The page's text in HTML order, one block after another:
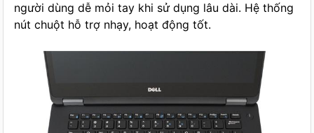
người dùng dễ mỏi tay khi sử dụng lâu dài. Hệ thống
nút chuột hỗ trợ nhạy, hoạt động tốt.